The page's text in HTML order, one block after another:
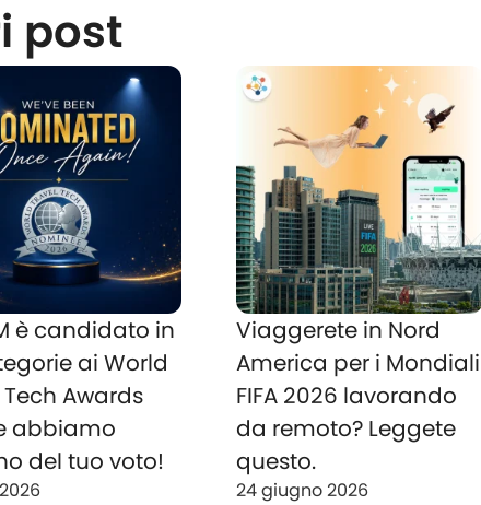
post
è candidato in
ai World
Awards
abbiamo
del tuo voto!
Viaggerete in Nord
America per i Mondiali
FIFA 2026 lavorando
da remoto? Leggete
questo.
24 giugno 2026